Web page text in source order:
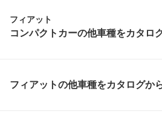
フィアット
コンパクトカーの他車種をカタロ
500e
フィアットの他車種をカタログか